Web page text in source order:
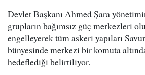
Devlet Başkanı Ahmed Şara
grupların bağımsız güç merkezleri
engelleyerek tüm askeri yapıları
bünyesinde merkezi bir komuta
hedeflediği belirtiliyor.